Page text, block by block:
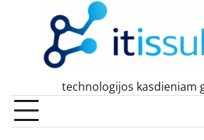
technologijos kasdieniam